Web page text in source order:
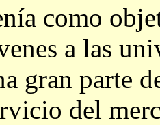
como
a las
gran parte
del